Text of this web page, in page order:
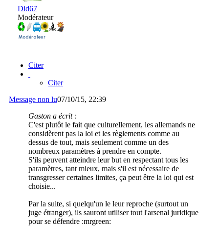
Did67
Modérateur
Citer
Citer
Message non lu07/10/15, 22:39
Gaston a écrit :
C'est plutôt le fait que culturellement, les allemands ne
considèrent pas la loi et les règlements comme au
dessus de tout, mais seulement comme un des
nombreux paramètres à prendre en compte.
S'ils peuvent atteindre leur but en respectant tous les
paramètres, tant mieux, mais s'il est nécessaire de
transgresser certaines limites, ça peut être la loi qui est
choisie...
Par la suite, si quelqu'un le leur reproche (surtout un
juge étranger), ils sauront utiliser tout l'arsenal juridique
pour se défendre :mrgreen: